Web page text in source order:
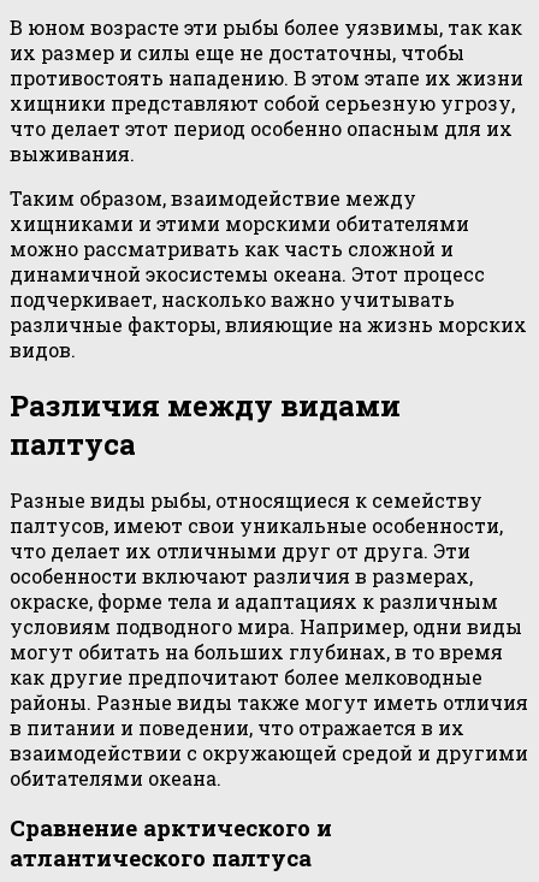
В юном возрасте эти рыбы более уязвимы, так как
их размер и силы еще не достаточны, чтобы
противостоять нападению. В этом этапе их жизни
хищники представляют собой серьезную угрозу,
что делает этот период особенно опасным для их
выживания.
Таким образом, взаимодействие между
хищниками и этими морскими обитателями
можно рассматривать как часть сложной и
динамичной экосистемы океана. Этот процесс
подчеркивает, насколько важно учитывать
различные факторы, влияющие на жизнь морских
видов.
Различия между видами
палтуса
Разные виды рыбы, относящиеся к семейству
палтусов, имеют свои уникальные особенности,
что делает их отличными друг от друга. Эти
особенности включают различия в размерах,
окраске, форме тела и адаптациях к различным
условиям подводного мира. Например, одни виды
могут обитать на больших глубинах, в то время
как другие предпочитают более мелководные
районы. Разные виды также могут иметь отличия
в питании и поведении, что отражается в их
взаимодействии с окружающей средой и другими
обитателями океана.
Сравнение арктического и
атлантического палтуса